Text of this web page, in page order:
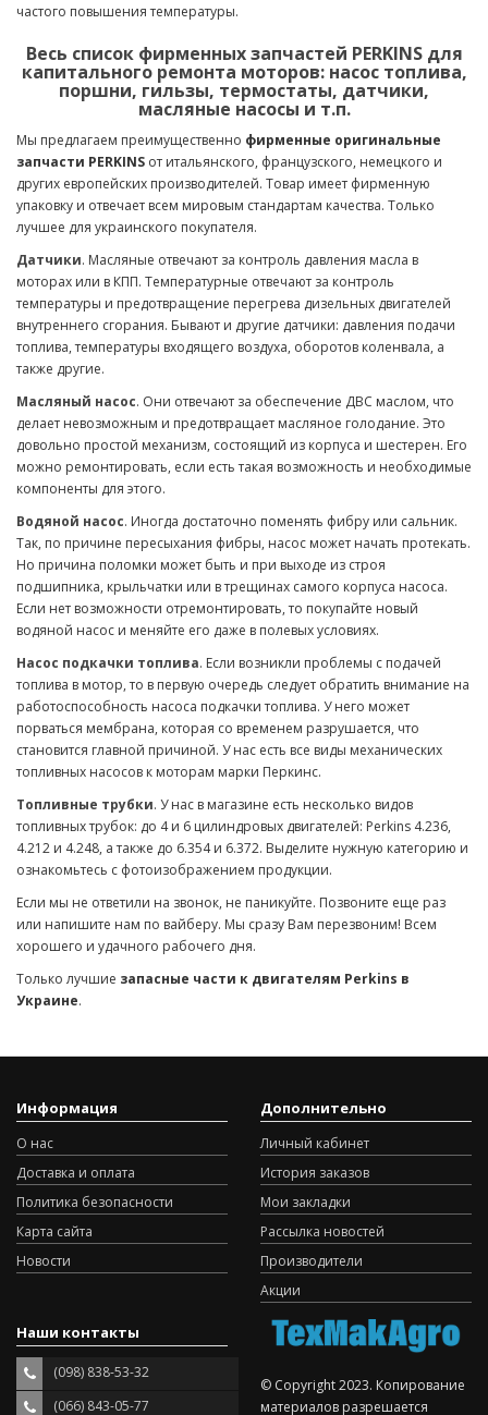
частого повышения температуры.
Весь список фирменных запчастей PERKINS для
капитального ремонта моторов: насос топлива,
поршни, гильзы, термостаты, датчики,
масляные насосы и т.п.
Мы предлагаем преимущественно фирменные оригинальные
запчасти PERKINS от итальянского, французского, немецкого и
других европейских производителей. Товар имеет фирменную
упаковку и отвечает всем мировым стандартам качества. Только
лучшее для украинского покупателя.
Датчики. Масляные отвечают за контроль давления масла в
моторах или в КПП. Температурные отвечают за контроль
температуры и предотвращение перегрева дизельных двигателей
внутреннего сгорания. Бывают и другие датчики: давления подачи
топлива, температуры входящего воздуха, оборотов коленвала, а
также другие.
Масляный насос. Они отвечают за обеспечение ДВС маслом, что
делает невозможным и предотвращает масляное голодание. Это
довольно простой механизм, состоящий из корпуса и шестерен. Его
можно ремонтировать, если есть такая возможность и необходимые
компоненты для этого.
Водяной насос. Иногда достаточно поменять фибру или сальник.
Так, по причине пересыхания фибры, насос может начать протекать.
Но причина поломки может быть и при выходе из строя
подшипника, крыльчатки или в трещинах самого корпуса насоса.
Если нет возможности отремонтировать, то покупайте новый
водяной насос и меняйте его даже в полевых условиях.
Насос подкачки топлива. Если возникли проблемы с подачей
топлива в мотор, то в первую очередь следует обратить внимание на
работоспособность насоса подкачки топлива. У него может
порваться мембрана, которая со временем разрушается, что
становится главной причиной. У нас есть все виды механических
топливных насосов к моторам марки Перкинс.
Топливные трубки. У нас в магазине есть несколько видов
топливных трубок: до 4 и 6 цилиндровых двигателей: Perkins 4.236,
4.212 и 4.248, а также до 6.354 и 6.372. Выделите нужную категорию и
ознакомьтесь с фотоизображением продукции.
Если мы не ответили на звонок, не паникуйте. Позвоните еще раз
или напишите нам по вайберу. Мы сразу Вам перезвоним! Всем
хорошего и удачного рабочего дня.
Только лучшие запасные части к двигателям Perkins в
Украине.
Информация
О нас
Доставка и оплата
Политика безопасности
Карта сайта
Новости
Дополнительно
Личный кабинет
История заказов
Мои закладки
Рассылка новостей
Производители
Акции
Наши контакты
(098) 838-53-32
(066) 843-05-77
© Copyright 2023. Копирование
материалов разрешается